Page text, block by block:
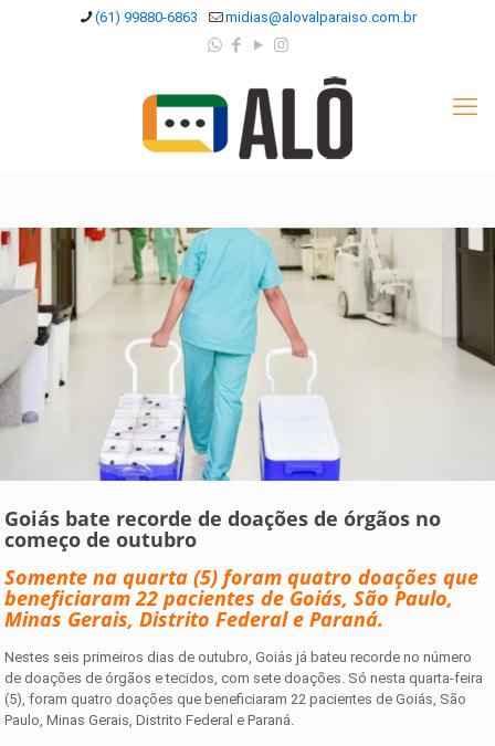
(61) 99880-6863 midias@alovalparaiso.com.br
Goiás bate recorde de doações de órgãos no
começo de outubro
Somente na quarta (5) foram quatro doações que
beneficiaram 22 pacientes de Goiás, São Paulo,
Minas Gerais, Distrito Federal e Paraná.
Nestes seis primeiros dias de outubro, Goiás já bateu recorde no número
de doações de órgãos e tecidos, com sete doações. Só nesta quarta-feira
(5), foram quatro doações que beneficiaram 22 pacientes de Goiás, São
Paulo, Minas Gerais, Distrito Federal e Paraná.